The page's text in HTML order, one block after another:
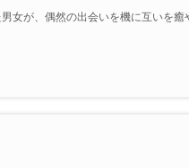
女が、偶然の出会いを機に互いを癒